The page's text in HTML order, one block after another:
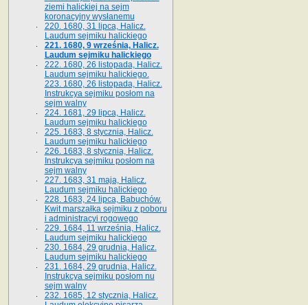
ziemi halickiej na sejm
koronacyjny wysłanemu
220. 1680, 31 lipca, Halicz.
Laudum sejmiku halickiego
221. 1680, 9 września, Halicz.
Laudum sejmiku halickiego
222. 1680, 26 listopada, Halicz.
Laudum sejmiku halickiego.
223. 1680, 26 listopada, Halicz.
Instrukcya sejmiku posłom na
sejm walny
224. 1681, 29 lipca, Halicz.
Laudum sejmiku halickiego
225. 1683, 8 stycznia, Halicz.
Laudum sejmiku halickiego
226. 1683, 8 stycznia, Halicz.
Instrukcya sejmiku posłom na
sejm walny
227. 1683, 31 maja, Halicz.
Laudum sejmiku halickiego
228. 1683, 24 lipca, Babuchów.
Kwit marszałka sejmiku z poboru
i administracyi rogowego
229. 1684, 11 września, Halicz.
Laudum sejmiku halickiego
230. 1684, 29 grudnia, Halicz.
Laudum sejmiku halickiego
231. 1684, 29 grudnia, Halicz.
Instrukcya sejmiku posłom nu
sejm walny
232. 1685, 12 stycznia, Halicz.